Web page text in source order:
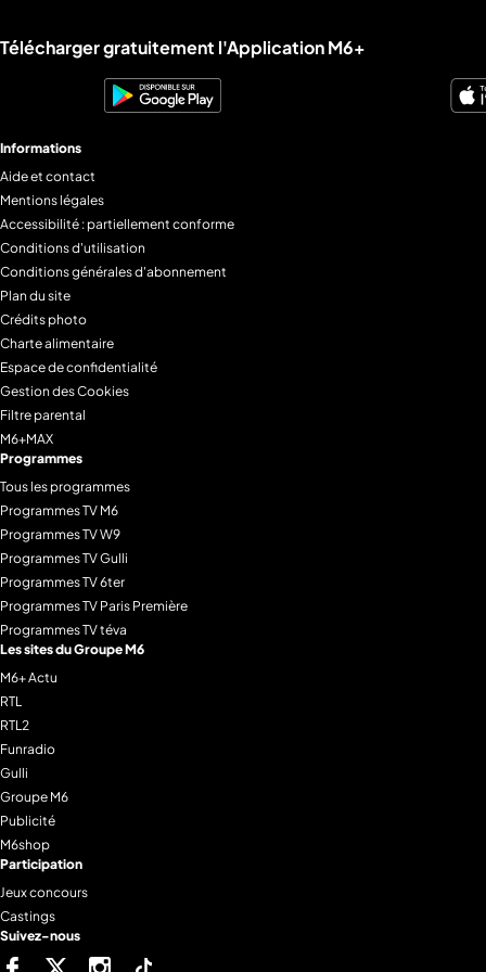
Liens utiles M6+.
Télécharger gratuitement l'Application M6+
Informations
Aide et contact
Mentions légales
Accessibilité : partiellement conforme
Conditions d'utilisation
Conditions générales d'abonnement
Plan du site
Crédits photo
Charte alimentaire
Espace de confidentialité
Gestion des Cookies
Filtre parental
M6+MAX
Programmes
Tous les programmes
Programmes TV M6
Programmes TV W9
Programmes TV Gulli
Programmes TV 6ter
Programmes TV Paris Première
Programmes TV téva
Les sites du Groupe M6
M6+ Actu
RTL
RTL2
Funradio
Gulli
Groupe M6
Publicité
M6shop
Participation
Jeux concours
Castings
Suivez-nous
FacebookTwitter Instagram